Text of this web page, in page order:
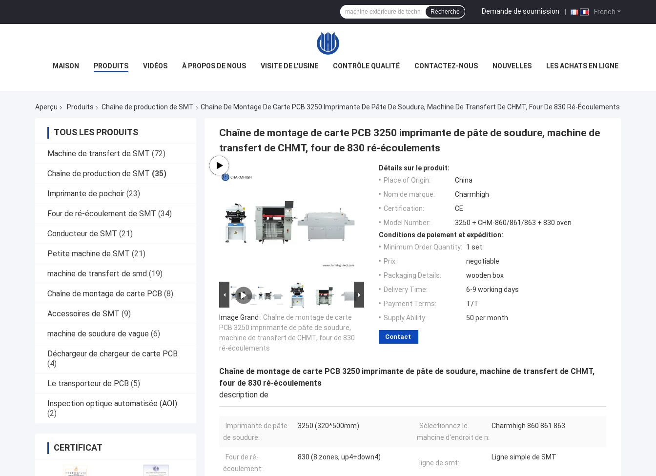
French
Demande de soumission |
Recherche
MAISON PRODUITS VIDÉOS À PROPOS DE NOUS VISITE DE L'USINE CONTRÔLE QUALITÉ CONTACTEZ-NOUS NOUVELLES LES ACHATS EN LIGNE
Aperçu Produits Chaîne de production de SMT Chaîne De Montage De Carte PCB 3250 Imprimante De Pâte De Soudure, Machine De Transfert De CHMT, Four De 830 Ré-Écoulements
TOUS LES PRODUITS
Machine de transfert de SMT (72)
Chaîne de production de SMT (35)
Imprimante de pochoir (23)
Four de ré-écoulement de SMT (34)
Conducteur de SMT (21)
Petite machine de SMT (21)
machine de transfert de smd (19)
Chaîne de montage de carte PCB (8)
Accessoires de SMT (9)
machine de soudure de vague (6)
Déchargeur de chargeur de carte PCB
(4)
Le transporteur de PCB (5)
Inspection optique automatisée (AOI)
(2)
CERTIFICAT
Chaîne de montage de carte PCB 3250 imprimante de pâte de soudure, machine de
transfert de CHMT, four de 830 ré-écoulements
Image Grand : Chaîne de montage de carte
PCB 3250 imprimante de pâte de soudure,
machine de transfert de CHMT, four de 830
ré-écoulements
Détails sur le produit:
Place of Origin:
China
Nom de marque:
Charmhigh
Certification:
CE
Model Number:
3250 + CHM-860/861/863 + 830 oven
Conditions de paiement et expédition:
Minimum Order Quantity:
1 set
Prix:
negotiable
Packaging Details:
wooden box
Delivery Time:
6-9 working days
Payment Terms:
T/T
Supply Ability:
50 per month
Contact
Chaîne de montage de carte PCB 3250 imprimante de pâte de soudure, machine de transfert de CHMT,
four de 830 ré-écoulements
description de
Imprimante de pâte
de soudure:
3250 (320*500mm)
Sélectionnez le
mahcine d'endroit de n:
Charmhigh 860 861 863
Four de ré-
écoulement:
830 (8 zones, up4+down4)
ligne de smt:
Ligne simple de SMT